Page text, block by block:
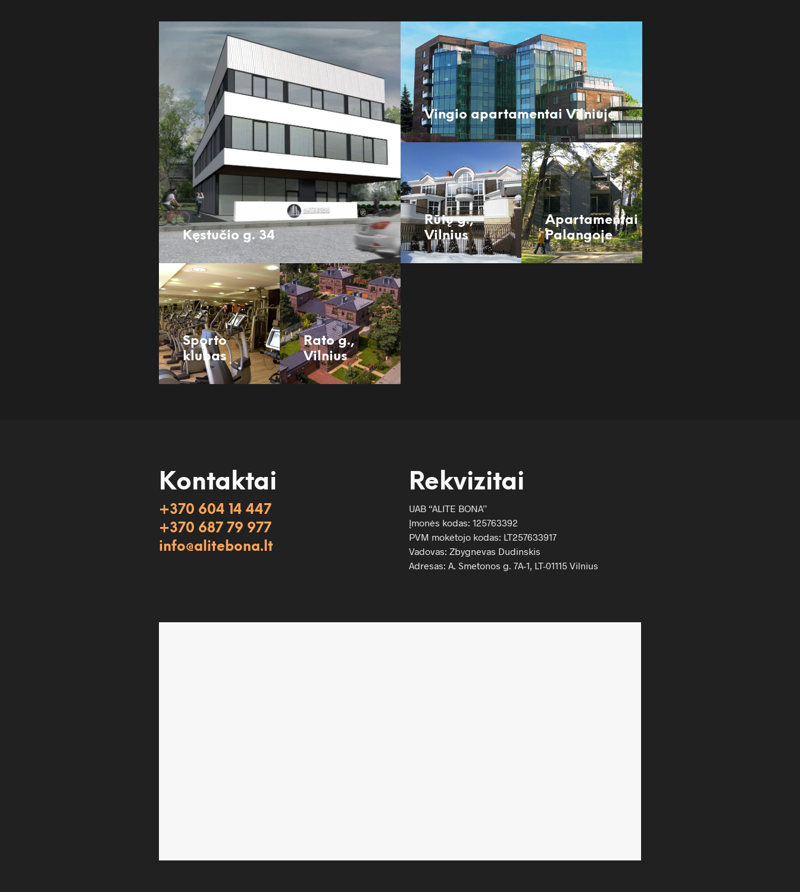
Kęstučio g. 34
Vingio apartamentai Vilniuje
Rūtų g.,
Vilnius
Apartamentai
Palangoje
Sporto
klubas
Rato g.,
Vilnius
Kontaktai
+370 604 14 447
+370 687 79 977
info@alitebona.lt
Rekvizitai
UAB “ALITE BONA”
Įmonės kodas: 125763392
PVM mokėtojo kodas: LT257633917
Vadovas: Zbygnevas Dudinskis
Adresas: A. Smetonos g. 7A-1, LT-01115 Vilnius